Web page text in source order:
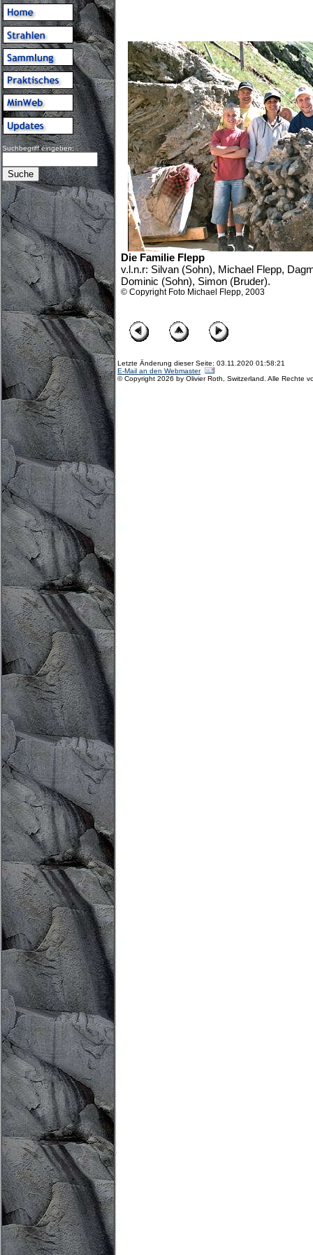
Suchbegriff eingeben:
Die Familie Flepp
v.l.n.r: Silvan (Sohn), Michael Flepp,
Dominic (Sohn), Simon (Bruder).
© Copyright Foto Michael Flepp, 2003
Letzte Änderung dieser Seite: 03.11.2020 01:58:21
E-Mail an den Webmaster
© Copyright 2026 by Olivier Roth, Switzerland. Alle Rechte